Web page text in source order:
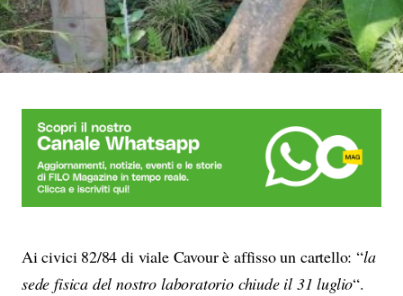
Ai civici 82/84 di viale Cavour è affisso un cartello: “la
sede fisica del nostro laboratorio chiude il 31 luglio“.